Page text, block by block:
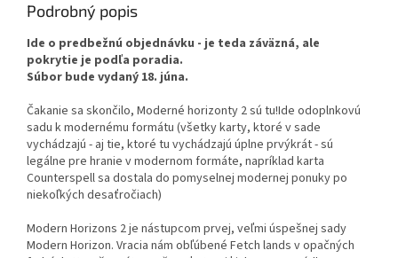
Podrobný popis
Ide o predbežnú objednávku - je teda záväzná, ale
pokrytie je podľa poradia.
Súbor bude vydaný 18. júna.
Čakanie sa skončilo, Moderné horizonty 2 sú tu!Ide odoplnkovú
sadu k modernému formátu (všetky karty, ktoré v sade
vychádzajú - aj tie, ktoré tu vychádzajú úplne prvýkrát - sú
legálne pre hranie v modernom formáte, napríklad karta
Counterspell sa dostala do pomyselnej modernej ponuky po
niekoľkých desaťročiach)
Modern Horizons 2 je nástupcom prvej, veľmi úspešnej sady
Modern Horizon. Vracia nám obľúbené Fetch lands v opačných